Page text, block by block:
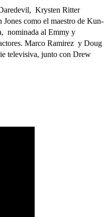
Krysten Ritter
como el maestro de Kun-
nominada al Emmy y
Marco Ramirez y Doug
televisiva, junto con Drew